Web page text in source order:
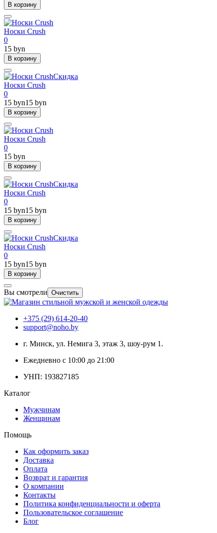
В корзину
Носки Crush
0
15 byn
В корзину
Скидка
Носки Crush
0
15 byn15 byn
В корзину
Носки Crush
0
15 byn
В корзину
Скидка
Носки Crush
0
15 byn15 byn
В корзину
Скидка
Носки Crush
0
15 byn15 byn
В корзину
Вы смотрели Очистить
+375 (29) 614-20-40
support@noho.by
г. Минск, ул. Немига 3, этаж 3, шоу-рум 1.
Ежедневно с 10:00 до 21:00
УНП: 193827185
Каталог
Мужчинам
Женщинам
Помощь
Как оформить заказ
Доставка
Оплата
Возврат и гарантия
О компании
Контакты
Политика конфиденциальности и оферта
Пользовательское соглашение
Блог